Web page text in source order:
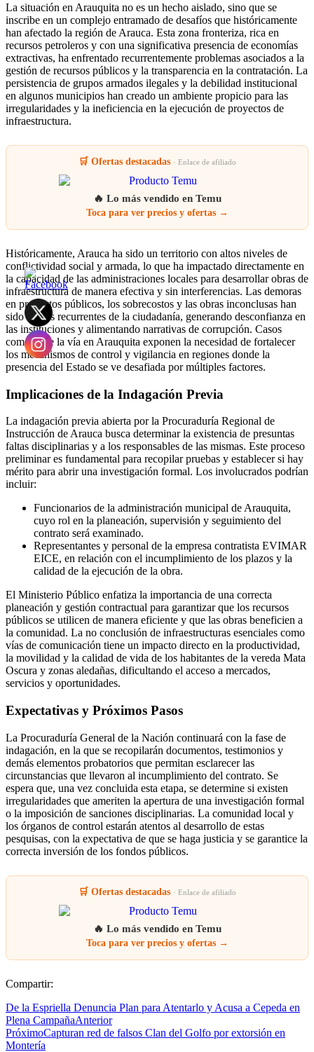
La situación en Arauquita no es un hecho aislado, sino que se
inscribe en un complejo entramado de desafíos que históricamente
han afectado la región de Arauca. Esta zona fronteriza, rica en
recursos petroleros y con una significativa presencia de economías
extractivas, ha enfrentado recurrentemente problemas asociados a la
gestión de recursos públicos y la transparencia en la contratación. La
persistencia de grupos armados ilegales y la debilidad institucional
en algunos municipios han creado un ambiente propicio para las
irregularidades y la ineficiencia en la ejecución de proyectos de
infraestructura.
🛒 Ofertas destacadas · Enlace de afiliado
🔥 Lo más vendido en Temu
Toca para ver precios y ofertas →
Históricamente, Arauca ha sido un territorio con altos niveles de
conflictividad social y armada, lo que ha impactado directamente en
la capacidad de las administraciones locales para desarrollar obras de
infraestructura de manera efectiva y sin interferencias. Las demoras
en proyectos públicos, los sobrecostos y las obras inconclusas han
sido quejas recurrentes de la ciudadanía, generando desconfianza en
las instituciones y alimentando narrativas de corrupción. Casos
como el de la vía en Arauquita exponen la necesidad de fortalecer
los mecanismos de control y vigilancia en regiones donde la
presencia del Estado se ve desafiada por múltiples factores.
Implicaciones de la Indagación Previa
La indagación previa abierta por la Procuraduría Regional de
Instrucción de Arauca busca determinar la existencia de presuntas
faltas disciplinarias y a los responsables de las mismas. Este proceso
preliminar es fundamental para recopilar pruebas y establecer si hay
mérito para abrir una investigación formal. Los involucrados podrían
incluir:
Funcionarios de la administración municipal de Arauquita,
cuyo rol en la planeación, supervisión y seguimiento del
contrato será examinado.
Representantes y personal de la empresa contratista EVIMAR
EICE, en relación con el incumplimiento de los plazos y la
calidad de la ejecución de la obra.
El Ministerio Público enfatiza la importancia de una correcta
planeación y gestión contractual para garantizar que los recursos
públicos se utilicen de manera eficiente y que las obras beneficien a
la comunidad. La no conclusión de infraestructuras esenciales como
vías de comunicación tiene un impacto directo en la productividad,
la movilidad y la calidad de vida de los habitantes de la vereda Mata
Oscura y zonas aledañas, dificultando el acceso a mercados,
servicios y oportunidades.
Expectativas y Próximos Pasos
La Procuraduría General de la Nación continuará con la fase de
indagación, en la que se recopilarán documentos, testimonios y
demás elementos probatorios que permitan esclarecer las
circunstancias que llevaron al incumplimiento del contrato. Se
espera que, una vez concluida esta etapa, se determine si existen
irregularidades que ameriten la apertura de una investigación formal
o la imposición de sanciones disciplinarias. La comunidad local y
los órganos de control estarán atentos al desarrollo de estas
pesquisas, con la expectativa de que se haga justicia y se garantice la
correcta inversión de los fondos públicos.
🛒 Ofertas destacadas · Enlace de afiliado
🔥 Lo más vendido en Temu
Toca para ver precios y ofertas →
Compartir:
De la Espriella Denuncia Plan para Atentarlo y Acusa a Cepeda en
Plena CampañaAnterior
PróximoCapturan red de falsos Clan del Golfo por extorsión en
Montería